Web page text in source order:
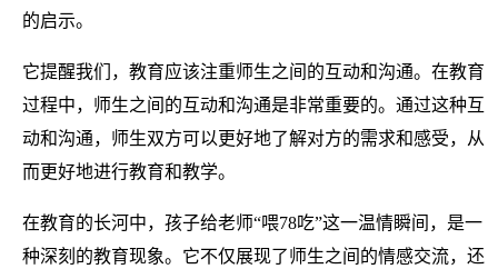
的启示。
它提醒我们，教育应该注重师生之间的互动和沟通。在教育
过程中，师生之间的互动和沟通是非常重要的。通过这种互
动和沟通，师生双方可以更好地了解对方的需求和感受，从
而更好地进行教育和教学。
在教育的长河中，孩子给老师“喂78吃”这一温情瞬间，是一
种深刻的教育现象。它不仅展现了师生之间的情感交流，还